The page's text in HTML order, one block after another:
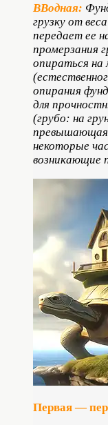
ВВодная:
грузку от
передает ее
промерзания
опираться
опирания
для
(грубо: на
превышающая
некоторые
возникающие
Первая —